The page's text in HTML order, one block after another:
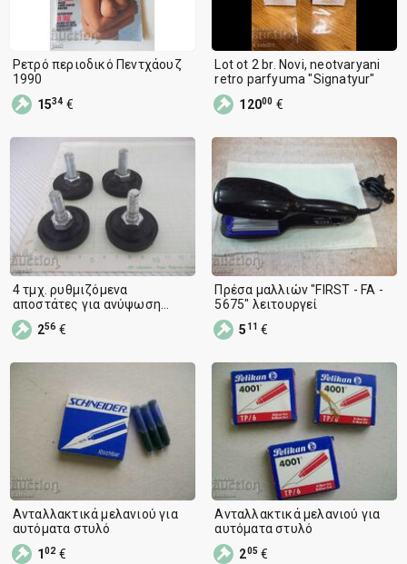
Ρετρό περιοδικό Πεντχάουζ
1990
1534 €
Lot ot 2 br. Novi, neotvaryani
retro parfyuma "Signatyur"
12000 €
4 τμχ. ρυθμιζόμενα
αποστάτες για ανύψωση
πλυντηρίων και άλλων -5
256 €
Πρέσα μαλλιών "FIRST - FA -
5675" λειτουργεί
5 11 €
Ανταλλακτικά μελανιού για
αυτόματα στυλό
102€
Ανταλλακτικά μελανιού για
αυτόματα στυλό
205 €